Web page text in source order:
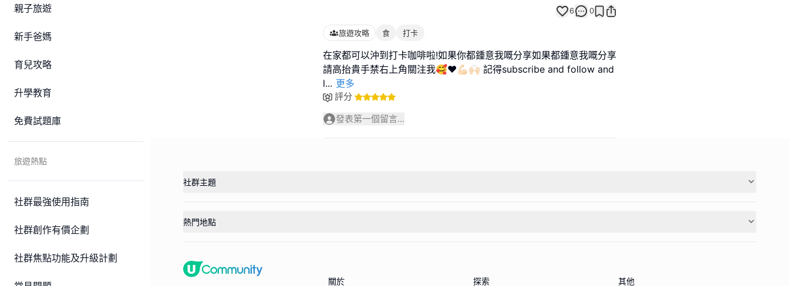
親子旅遊
新手爸媽
育兒攻略
升學教育
免費試題庫
旅遊熱點
社群最強使用指南
社群創作有價企劃
社群焦點功能及升級計劃
6 0
旅遊攻略 食 打卡
在家都可以沖到打卡咖啡啦!如果你都鍾意我嘅分享如果都鍾意我嘅分享
請高抬貴手禁右上角關注我🥰❤️💪🏻🙌🏻 記得subscribe and follow and
l... 更多
評分
發表第一個留言...
社群主題
熱門地點
關於 探索 其他